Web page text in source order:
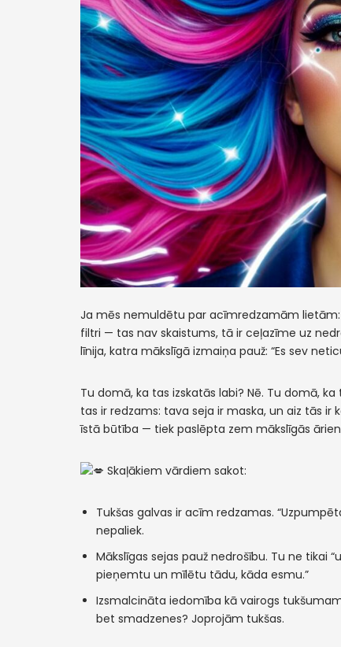
Ja mēs nemuldētu par acīmredzamām lietām:
filtri — tas nav skaistums, tā ir ceļazīme uz
līnija, katra mākslīgā izmaiņa pauž: “Es sev
Tu domā, ka tas izskatās labi? Nē. Tu domā,
tas ir redzams: tava seja ir maska, un aiz tās
īstā būtība — tiek paslēpta zem mākslīgās
Skaļākiem vārdiem sakot:
Tukšas galvas ir acīm redzamas.
nepaliek.
Mākslīgas sejas pauž nedrošību. Tu ne tikai
pieņemtu un mīlētu tādu, kāda esmu.”
Izsmalcināta iedomība kā vairogs
bet smadzenes? Joprojām tukšas.